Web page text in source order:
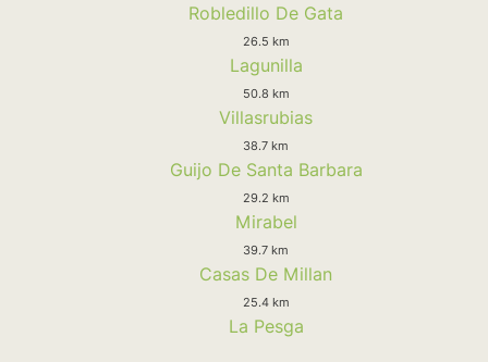
Robledillo De Gata
26.5 km
Lagunilla
50.8 km
Villasrubias
38.7 km
Guijo De Santa Barbara
29.2 km
Mirabel
39.7 km
Casas De Millan
25.4 km
La Pesga